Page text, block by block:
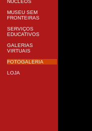
NÚCLEOS
MUSEU SEM
FRONTEIRAS
SERVIÇOS
EDUCATIVOS
GALERIAS
VIRTUAIS
FOTOGALERIA
LOJA